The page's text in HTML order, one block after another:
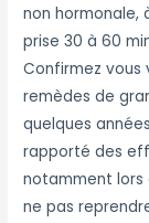
non hormonale,
prise 30 à 60
Confirmez vous
remèdes de
quelques
rapporté des
notamment lors
ne pas